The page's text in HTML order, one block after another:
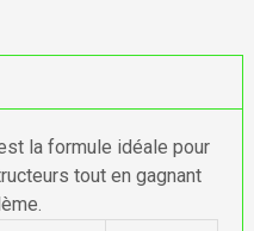
la formule idéale pour
tout en gagnant